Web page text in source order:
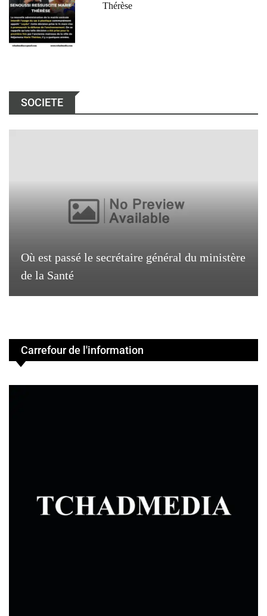
Thérèse
SOCIETE
Où est passé le secrétaire général du ministère
de la Santé
Carrefour de l'information